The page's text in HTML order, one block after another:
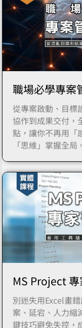
職場必學專案
從專案啟動、目標
協作到成果交付，
點，讓你不再用「
「思維」掌握全局
MS Project
別迷失用Excel畫
案、延宕、人力縮
鍵技巧避免失控，